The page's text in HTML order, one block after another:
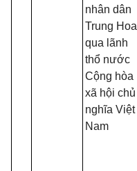
nhân dân
Trung Hoa
qua lãnh
thổ nước
Cộng hòa
xã hội chủ
nghĩa Việt
Nam